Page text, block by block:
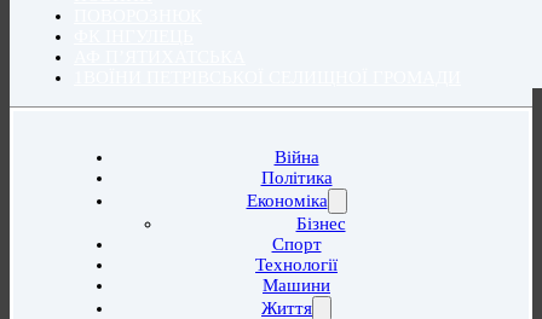
Війна
Політика
Економіка
Бізнес
Спорт
Технології
Машини
Життя